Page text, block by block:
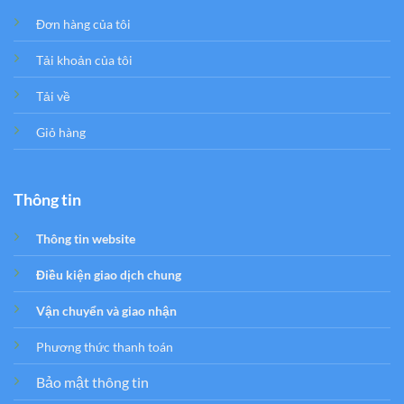
Đơn hàng của tôi
Tải khoản của tôi
Tải về
Giỏ hàng
Thông tin
Thông tin website
Điều kiện giao dịch chung
Vận chuyển và giao nhận
Phương thức thanh toán
Bảo mật thông tin